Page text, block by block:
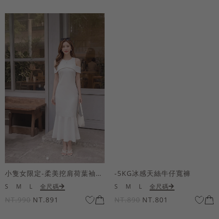
小隻女限定-柔美挖肩荷葉袖魚尾長洋裝
S M L 全尺碼
NT.990 NT.891
-5KG冰感天絲牛仔寬褲
S M L 全尺碼
NT.890 NT.801